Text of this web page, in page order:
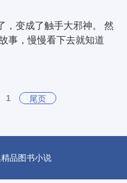
，变成了触手大邪神。 然
事，慢慢看下去就知道
1 尾页
品图书小说